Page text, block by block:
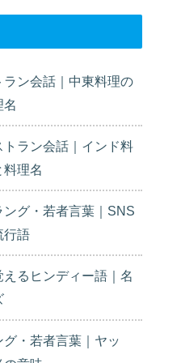
ン会話｜中東料理の
名
トラン会話｜インド料
理名
ング・若者言葉｜SNS
行語
るヒンディー語｜名
・若者言葉｜ヤッ